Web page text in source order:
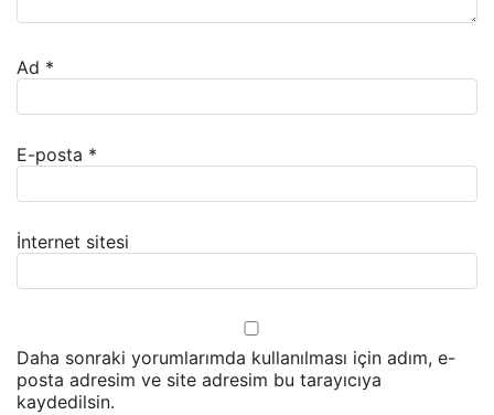
Ad *
E-posta *
İnternet sitesi
Daha sonraki yorumlarımda kullanılması için adım, e-
posta adresim ve site adresim bu tarayıcıya
kaydedilsin.